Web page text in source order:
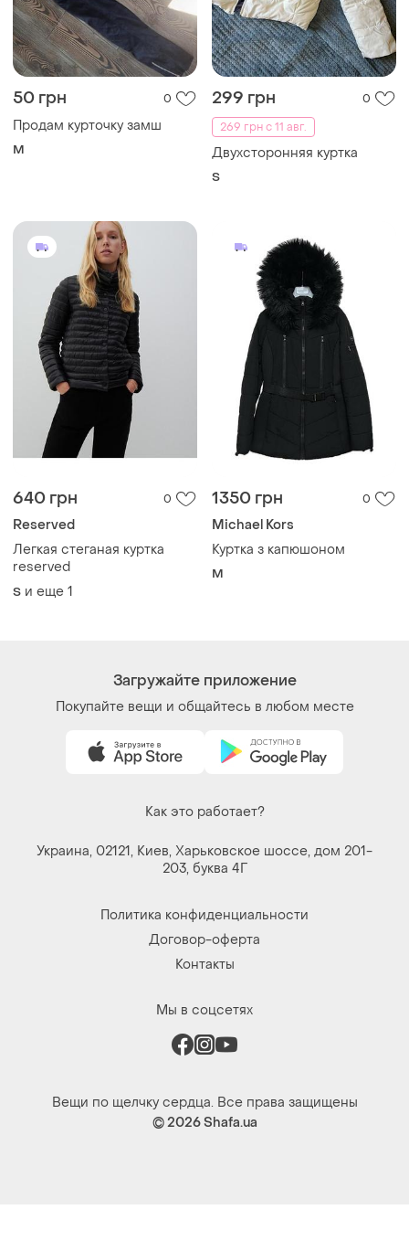
50 грн 0
Продам курточку замш
M
299 грн
0
269 грн с 11 авг.
Двухсторонняя куртка
S
640 грн 0
Reserved
Легкая стеганая куртка
reserved
S и еще 1
1350 грн 0
Michael Kors
Куртка з капюшоном
M
Загружайте приложение
Покупайте вещи и общайтесь в любом месте
Как это работает?
Украина, 02121, Киев, Харьковское шоссе, дом 201-
203, буква 4Г
Политика конфиденциальности
Договор-оферта
Контакты
Мы в соцсетях
Вещи по щелчку сердца. Все права защищены
© 2026Shafa.ua